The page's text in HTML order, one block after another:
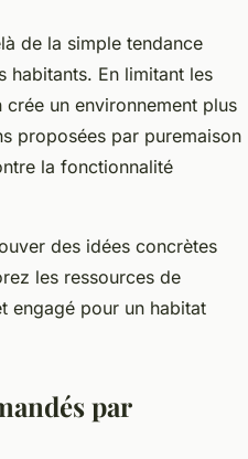
de la simple tendance
habitants. En limitant les
un environnement plus
proposées par puremaison
la fonctionnalité
des idées concrètes
les ressources de
engagé pour un habitat
par